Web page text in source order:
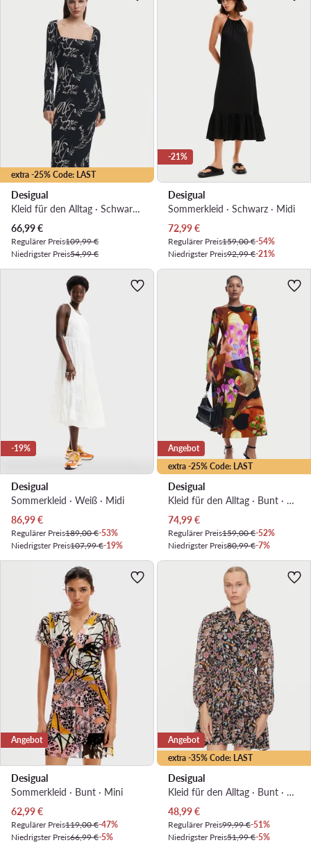
extra -25% Code: LAST
Desigual
Kleid für den Alltag · Schwarz · Midi
Aktueller Preis
66,99€
Regulärer Preis109,99 €
Niedrigster Preis54,99 €
-21%
Desigual
Sommerkleid · Schwarz · Midi
Aktueller Preis
72,99€
Regulärer Preis159,00 €-54%
Niedrigster Preis92,99 €-21%
-19%
Desigual
Sommerkleid · Weiß · Midi
Aktueller Preis
86,99€
Regulärer Preis189,00 €-53%
Niedrigster Preis107,99 €-19%
extra -25% Code: LAST
Angebot
Desigual
Kleid für den Alltag · Bunt · Midi
Aktueller Preis
74,99€
Regulärer Preis159,00 €-52%
Niedrigster Preis80,99 €-7%
Angebot
Desigual
Sommerkleid · Bunt · Mini
Aktueller Preis
62,99€
Regulärer Preis119,00 €-47%
Niedrigster Preis66,99 €-5%
extra -35% Code: LAST
Angebot
Desigual
Kleid für den Alltag · Bunt · Mini
Aktueller Preis
48,99€
Regulärer Preis99,99 €-51%
Niedrigster Preis51,99 €-5%